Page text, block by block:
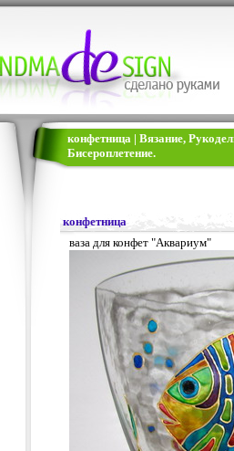
конфетница | Вязание,
Бисероплетение.
конфетница
ваза для конфет "Аквариум"